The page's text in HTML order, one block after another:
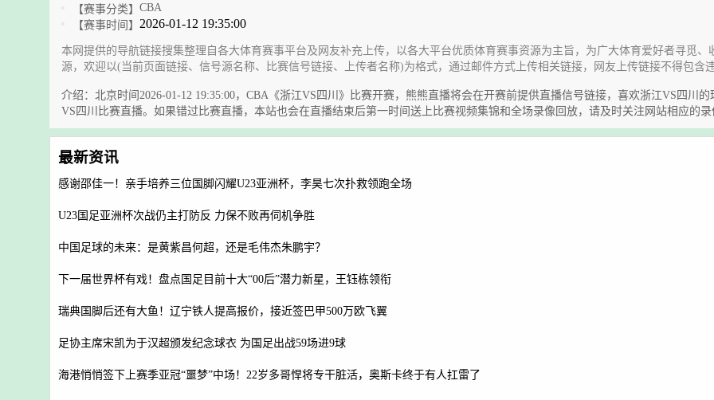
【赛事分类】 CBA
【赛事时间】 2026-01-12 19:35:00
本网提供的导航链接搜集整理自各大体育赛事平台及网友补充上传，以各大平台优质体育赛事资源为主旨，为广大体育爱好者寻觅
源，欢迎以(当前页面链接、信号源名称、比赛信号链接、上传者名称)为格式，通过邮件方式上传相关链接，网友上传链接不得包含
介绍：北京时间2026-01-12 19:35:00，CBA《浙江VS四川》比赛开赛，熊熊直播将会在开赛前提供直播信号链接，喜欢浙江VS四川
VS四川比赛直播。如果错过比赛直播，本站也会在直播结束后第一时间送上比赛视频集锦和全场录像回放，请及时关注网站相应的
最新资讯
感谢邵佳一！亲手培养三位国脚闪耀U23亚洲杯，李昊七次扑救领跑全场
U23国足亚洲杯次战仍主打防反 力保不败再伺机争胜
中国足球的未来：是黄紫昌何超，还是毛伟杰朱鹏宇？
下一届世界杯有戏！盘点国足目前十大“00后”潜力新星，王钰栋领衔
瑞典国脚后还有大鱼！辽宁铁人提高报价，接近签巴甲500万欧飞翼
足协主席宋凯为于汉超颁发纪念球衣 为国足出战59场进9球
海港悄悄签下上赛季亚冠“噩梦”中场！22岁多哥悍将专干脏活，奥斯卡终于有人扛雷了